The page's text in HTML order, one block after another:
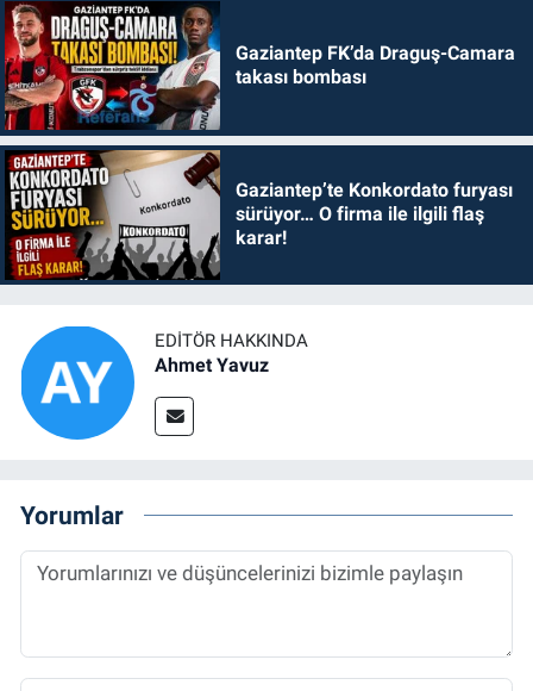
Gaziantep FK’da Draguş-Camara
takası bombası
Gaziantep’te Konkordato furyası
sürüyor… O firma ile ilgili flaş
karar!
EDITÖR HAKKINDA
Ahmet Yavuz
Yorumlar